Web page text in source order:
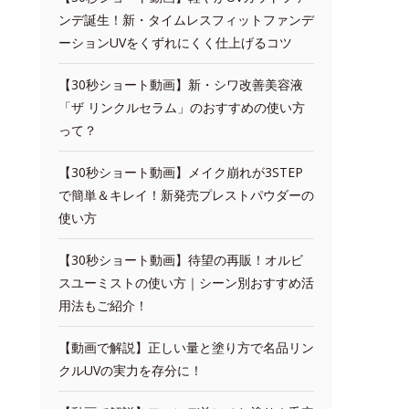
ンデ誕生！新・タイムレスフィットファンデ
ーションUVをくずれにくく仕上げるコツ
【30秒ショート動画】新・シワ改善美容液
「ザ リンクルセラム」のおすすめの使い方
って？
【30秒ショート動画】メイク崩れが3STEP
で簡単＆キレイ！新発売プレストパウダーの
使い方
【30秒ショート動画】待望の再販！オルビ
スユーミストの使い方｜シーン別おすすめ活
用法もご紹介！
【動画で解説】正しい量と塗り方で名品リン
クルUVの実力を存分に！